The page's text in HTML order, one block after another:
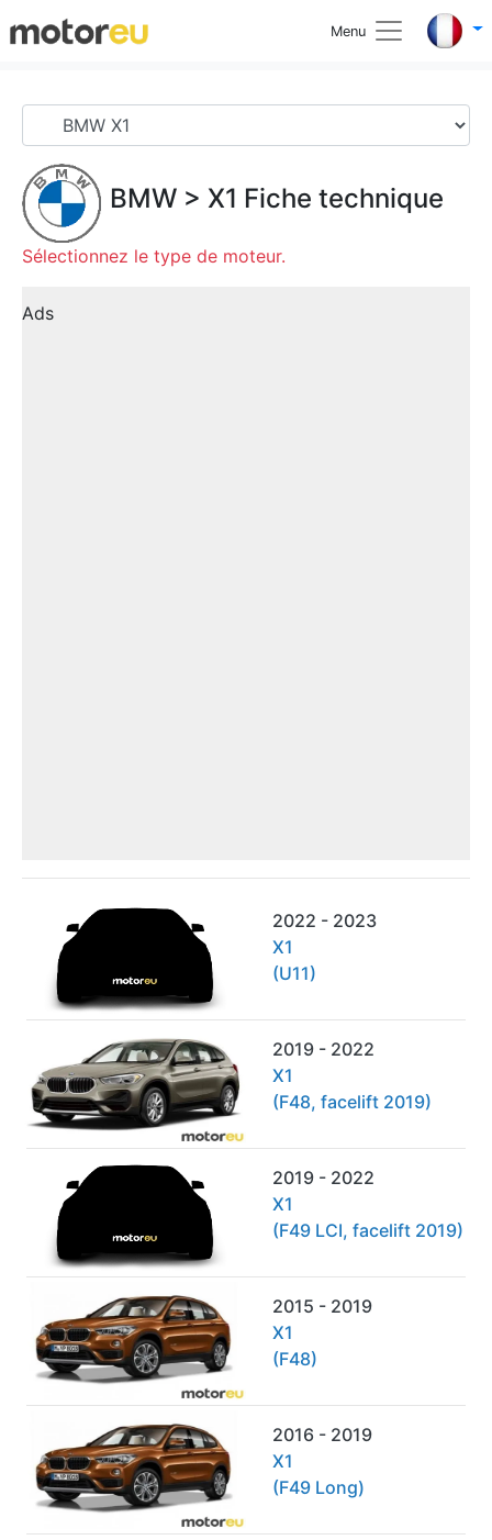
Menu
BMW > X1 Fiche technique
Sélectionnez le type de moteur.
Ads
2022 - 2023
X1
(U11)
2019 - 2022
X1
(F48, facelift 2019)
2019 - 2022
X1
(F49 LCI, facelift 2019)
2015 - 2019
X1
(F48)
2016 - 2019
X1
(F49 Long)